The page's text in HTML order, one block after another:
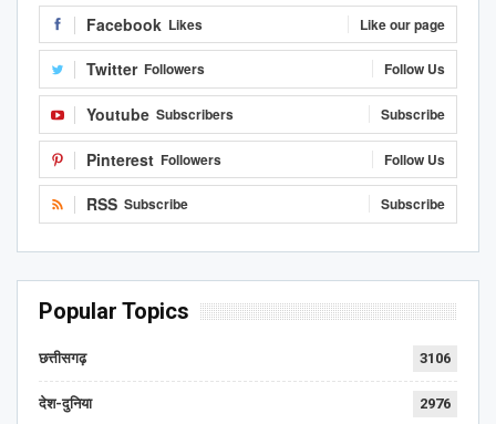
Facebook Likes Like our page
Twitter Followers Follow Us
Youtube Subscribers Subscribe
Pinterest Followers Follow Us
RSS Subscribe Subscribe
Popular Topics
छत्तीसगढ़ 3106
देश-दुनिया 2976